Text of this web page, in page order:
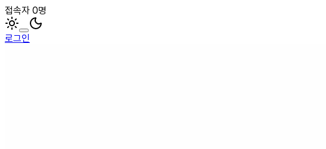
접속자 0명
로그인